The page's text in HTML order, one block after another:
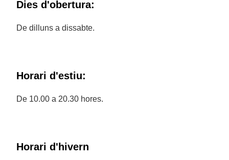
Dies d'obertura:
De dilluns a dissabte.
Horari d'estiu:
De 10.00 a 20.30 hores.
Horari d'hivern